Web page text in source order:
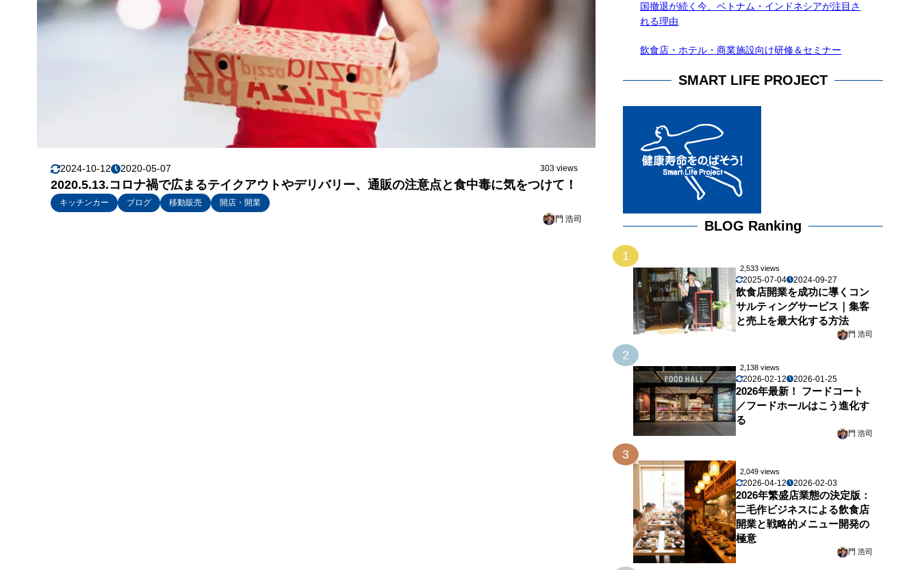
2024-10-12 2020-05-07 303 views
2020.5.13.コロナ禍で広まるテイクアウトやデリバリー、通販の注意点と食中毒に気をつけて！
キッチンカー ブログ 移動販売
開店・開業
門 浩司
国撤退が続く今、ベトナム・インドネシアが注目さ
れる理由
飲食店・ホテル・商業施設向け研修＆セミナー
SMART LIFE PROJECT
BLOG Ranking
1
2,533 views
2025-07-04 2024-09-27
飲食店開業を成功に導くコン
サルティングサービス｜集客
と売上を最大化する方法
門 浩司
2
2,138 views
2026-02-12 2026-01-25
2026年最新！ フードコート
／フードホールはこう進化す
る
門 浩司
3
2,049 views
2026-04-12 2026-02-03
2026年繁盛店業態の決定版：
二毛作ビジネスによる飲食店
開業と戦略的メニュー開発の
極意
門 浩司